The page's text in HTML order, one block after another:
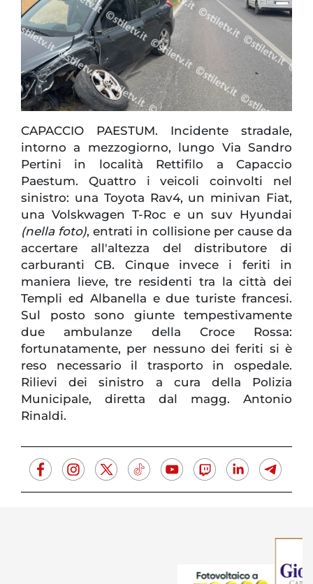
CAPACCIO PAESTUM. Incidente stradale,
intorno a mezzogiorno, lungo Via Sandro
Pertini in località Rettifilo a Capaccio
Paestum. Quattro i veicoli coinvolti nel
sinistro: una Toyota Rav4, un minivan Fiat,
una Volskwagen T-Roc e un suv Hyundai
(nella foto), entrati in collisione per cause da
accertare all'altezza del distributore di
carburanti CB. Cinque invece i feriti in
maniera lieve, tre residenti tra la città dei
Templi ed Albanella e due turiste francesi.
Sul posto sono giunte tempestivamente
due ambulanze della Croce Rossa:
fortunatamente, per nessuno dei feriti si è
reso necessario il trasporto in ospedale.
Rilievi dei sinistro a cura della Polizia
Municipale, diretta dal magg. Antonio
Rinaldi.